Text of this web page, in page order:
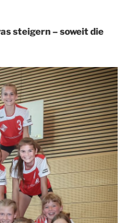
steigern – soweit die